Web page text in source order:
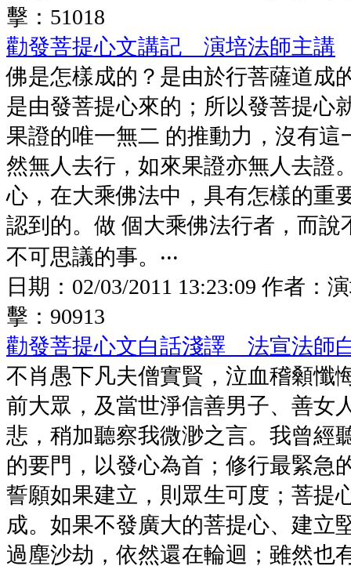
擊： 51018
勸發菩提心文講記 演培法師主講
佛是怎樣成的？是由於行菩薩道成
是由發菩提心來的；所以發菩提心
果證的唯一無二 的推動力，沒有這
然無人去行，如來果證亦無人去證
心，在大乘佛法中，具有怎樣的重
認到的。做 個大乘佛法行者，而說
不可思議的事。‧‧‧
日期： 02/03/2011 13:23:09 作者：
擊： 90913
勸發菩提心文白話淺譯 法宣法師
不肖愚下凡夫僧實賢，泣血稽顙懺
前大眾，及當世淨信善男子、善女
悲，稍加聽察我微渺之言。我曾經
的要門，以發心為首；修行最緊急
誓願如果建立，則眾生可度；菩提
成。如果不發廣大的菩提心、建立
過塵沙劫，依然還在輪迴；雖然也